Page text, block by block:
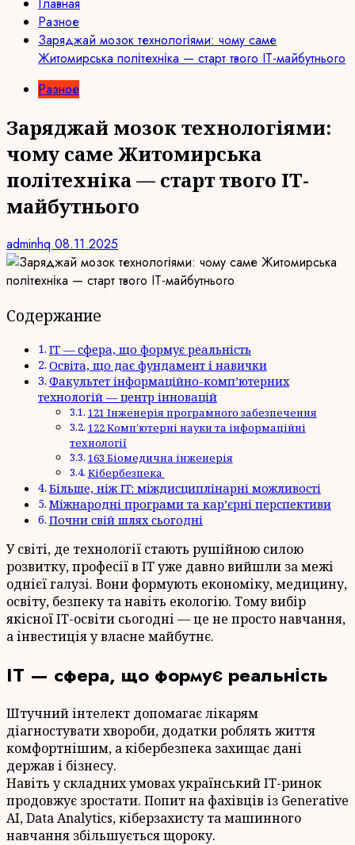
Разное
Заряджай мозок технологіями: чому саме
Житомирська політехніка — старт твого IT-майбутнього
Разное
Заряджай мозок технологіями:
чому саме Житомирська
політехніка — старт твого IT-
майбутнього
adminhq 08.11.2025
Содержание
IT — сфера, що формує реальність
Освіта, що дає фундамент і навички
Факультет інформаційно-комп’ютерних
технологій — центр інновацій
121 Інженерія програмного забезпечення
122 Комп’ютерні науки та інформаційні
технології
163 Біомедична інженерія
Кібербезпека
Більше, ніж IT: міждисциплінарні можливості
Міжнародні програми та кар’єрні перспективи
Почни свій шлях сьогодні
У світі, де технології стають рушійною силою
розвитку, професії в IT уже давно вийшли за межі
однієї галузі. Вони формують економіку, медицину,
освіту, безпеку та навіть екологію. Тому вибір
якісної IT-освіти сьогодні — це не просто навчання,
а інвестиція у власне майбутнє.
IT — сфера, що формує реальність
Штучний інтелект допомагає лікарям
діагностувати хвороби, додатки роблять життя
комфортнішим, а кібербезпека захищає дані
держав і бізнесу.
Навіть у складних умовах український IT-ринок
продовжує зростати. Попит на фахівців із Generative
AI, Data Analytics, кіберзахисту та машинного
навчання збільшується щороку.